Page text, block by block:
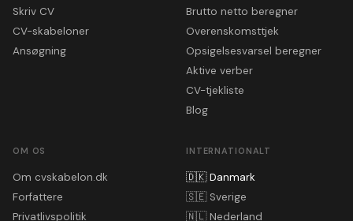
Skriv CV
CV-skabeloner
Ansøgning
Brutto netto beregner
Overenskomsttjek
Opsigelsesvarsel beregner
Aktive verber
CV-tjekliste
Blog
OM OS
Om cvskabelon.dk
Forfattere
Privatlivspolitik
INTERNATIONALT
🇩🇰 Danmark
🇸🇪 Sverige
🇳🇱 Nederland